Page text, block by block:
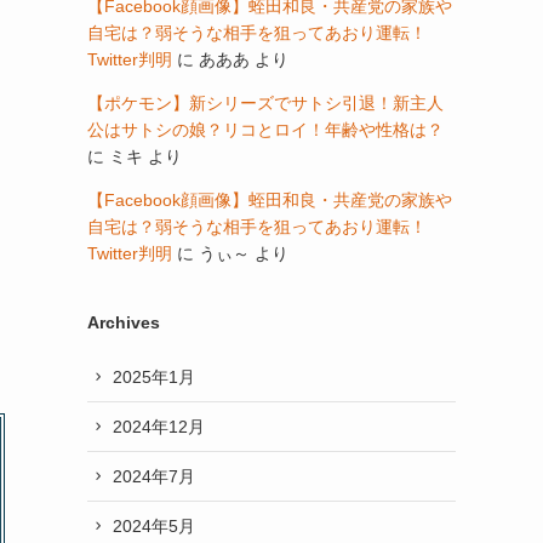
【Facebook顔画像】蛭田和良・共産党の家族や
自宅は？弱そうな相手を狙ってあおり運転！
Twitter判明 に あああ より
【ポケモン】新シリーズでサトシ引退！新主人
公はサトシの娘？リコとロイ！年齢や性格は？
に ミキ より
【Facebook顔画像】蛭田和良・共産党の家族や
自宅は？弱そうな相手を狙ってあおり運転！
Twitter判明 に うぃ～ より
Archives
2025年1月
2024年12月
2024年7月
2024年5月